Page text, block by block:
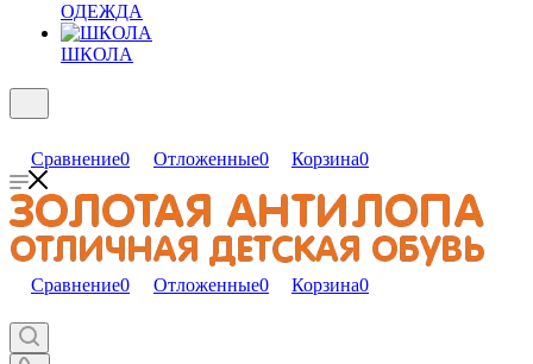
ОДЕЖДА
ШКОЛА
Сравнение0 Отложенные0 Корзина0
Сравнение0 Отложенные0 Корзина0